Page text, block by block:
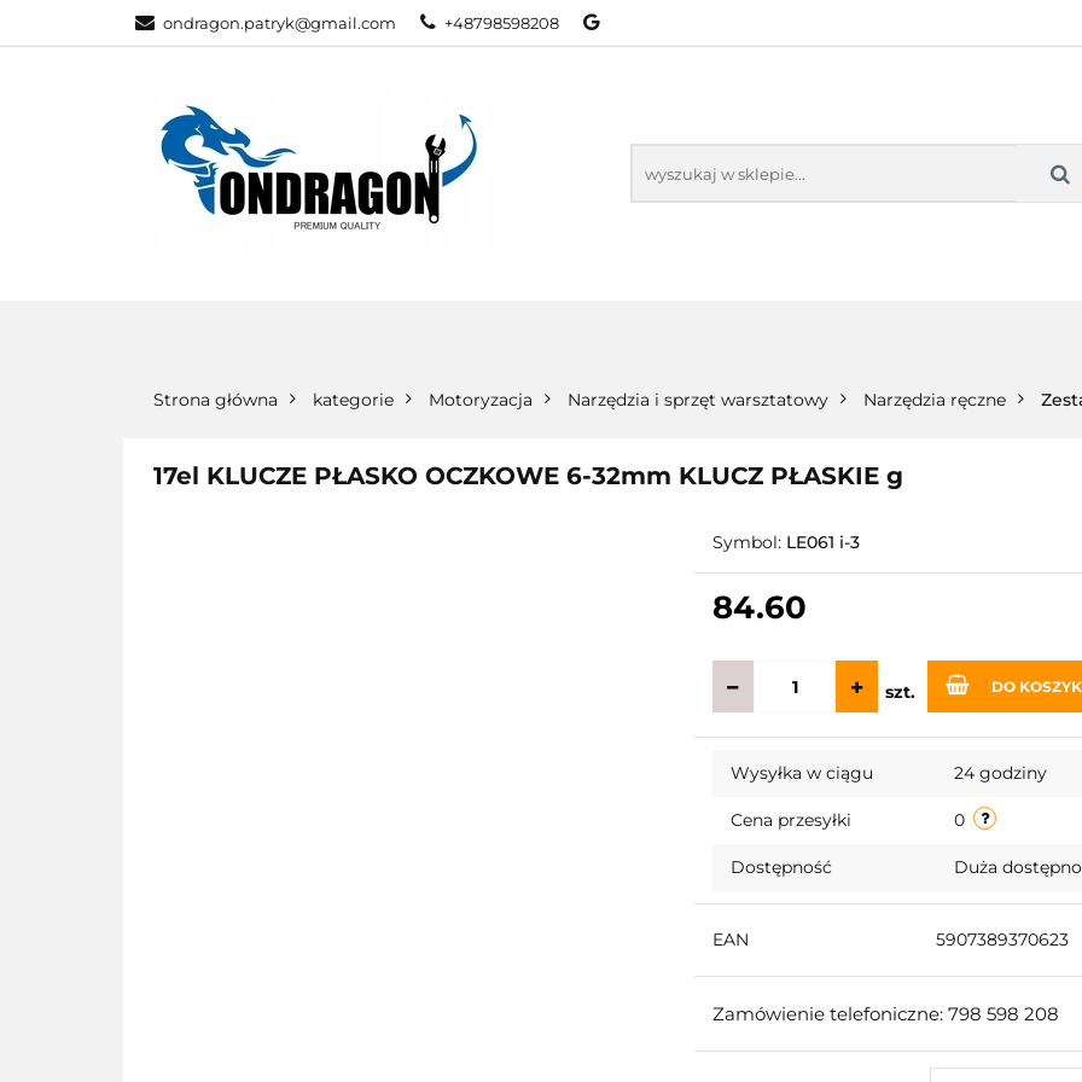
ondragon.patryk@gmail.com +48798598208
KATEGORIE NOWOŚCI
Strona główna kategorie Motoryzacja Narzędzia i sprzęt warsztatowy Narzędzia ręczne
17el KLUCZE PŁASKO OCZKOWE 6-32mm KLUCZ PŁASKIE g
Symbol: LE061 i-3
84.60
szt. DO
Wysyłka w ciągu 24 godziny
Cena przesyłki 0
Dostępność Duża
EAN 5907389370623
Zamówienie telefoniczne: 798 598 208